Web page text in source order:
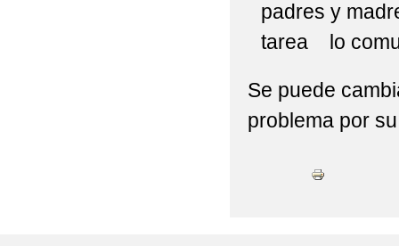
padres y
tarea lo
Se puede
problema por